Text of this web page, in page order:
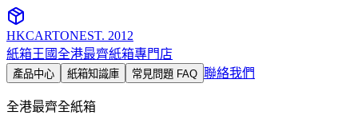
HKCARTONEST. 2012
紙箱王國全港最齊紙箱專門店
產品中心 紙箱知識庫 常見問題 FAQ 聯絡我們
全港最齊全紙箱